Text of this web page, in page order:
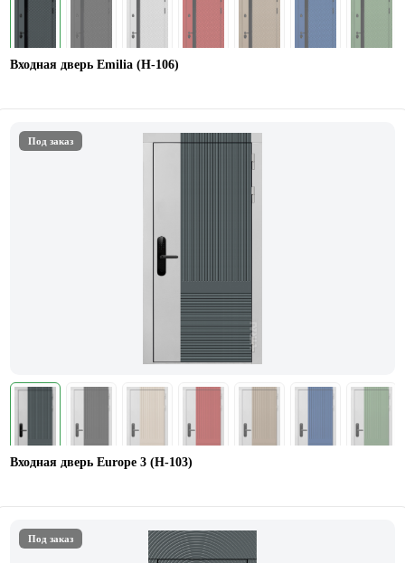
Входная дверь Emilia (Н-106)
Под заказ
Входная дверь Europe 3 (H-103)
Под заказ